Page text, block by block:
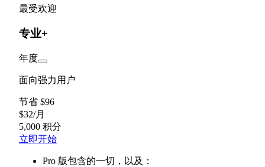
最受欢迎
专业+
年度
面向强力用户
节省 $96
$32/月
5,000 积分
立即开始
Pro 版包含的一切，以及：